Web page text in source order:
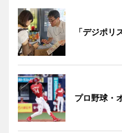
「デジポリ
プロ野球・